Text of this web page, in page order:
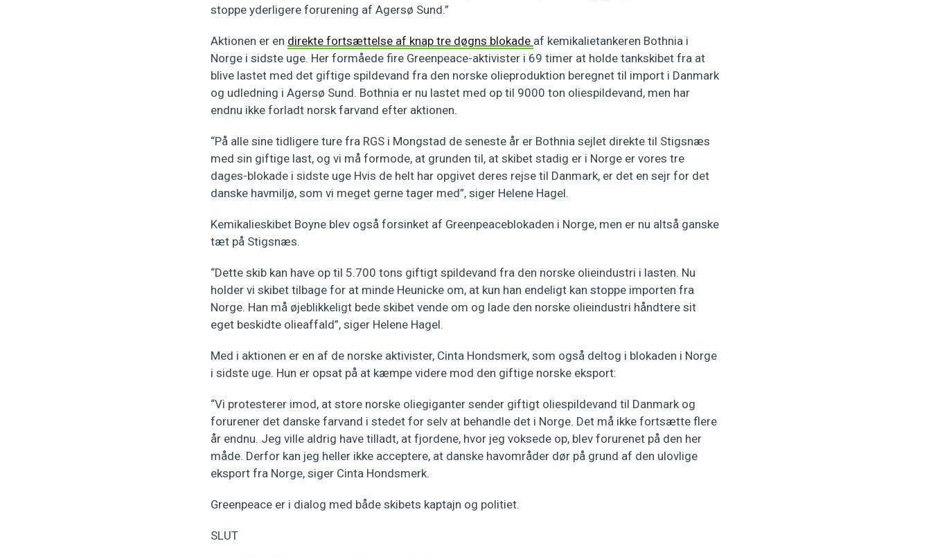
stoppe yderligere forurening af Agersø Sund.”
Aktionen er en direkte fortsættelse af knap tre døgns blokade af kemikalietankeren Bothnia i
Norge i sidste uge. Her formåede fire Greenpeace-aktivister i 69 timer at holde tankskibet fra at
blive lastet med det giftige spildevand fra den norske olieproduktion beregnet til import i Danmark
og udledning i Agersø Sund. Bothnia er nu lastet med op til 9000 ton oliespildevand, men har
endnu ikke forladt norsk farvand efter aktionen.
“På alle sine tidligere ture fra RGS i Mongstad de seneste år er Bothnia sejlet direkte til Stigsnæs
med sin giftige last, og vi må formode, at grunden til, at skibet stadig er i Norge er vores tre
dages-blokade i sidste uge Hvis de helt har opgivet deres rejse til Danmark, er det en sejr for det
danske havmiljø, som vi meget gerne tager med”, siger Helene Hagel.
Kemikalieskibet Boyne blev også forsinket af Greenpeaceblokaden i Norge, men er nu altså ganske
tæt på Stigsnæs.
“Dette skib kan have op til 5.700 tons giftigt spildevand fra den norske olieindustri i lasten. Nu
holder vi skibet tilbage for at minde Heunicke om, at kun han endeligt kan stoppe importen fra
Norge. Han må øjeblikkeligt bede skibet vende om og lade den norske olieindustri håndtere sit
eget beskidte olieaffald”, siger Helene Hagel.
Med i aktionen er en af de norske aktivister, Cinta Hondsmerk, som også deltog i blokaden i Norge
i sidste uge. Hun er opsat på at kæmpe videre mod den giftige norske eksport:
“Vi protesterer imod, at store norske oliegiganter sender giftigt oliespildevand til Danmark og
forurener det danske farvand i stedet for selv at behandle det i Norge. Det må ikke fortsætte flere
år endnu. Jeg ville aldrig have tilladt, at fjordene, hvor jeg voksede op, blev forurenet på den her
måde. Derfor kan jeg heller ikke acceptere, at danske havområder dør på grund af den ulovlige
eksport fra Norge, siger Cinta Hondsmerk.
Greenpeace er i dialog med både skibets kaptajn og politiet.
SLUT